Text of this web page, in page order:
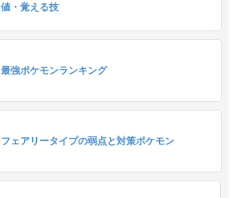
値・覚える技
最強ポケモンランキング
フェアリータイプの弱点と対策ポケモン